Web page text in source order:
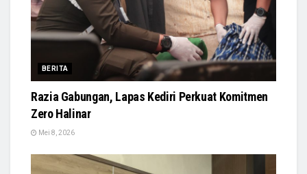
BERITA
Razia Gabungan, Lapas Kediri Perkuat Komitmen
Zero Halinar
Mei 8, 2026